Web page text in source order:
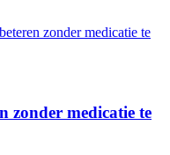
zonder medicatie te